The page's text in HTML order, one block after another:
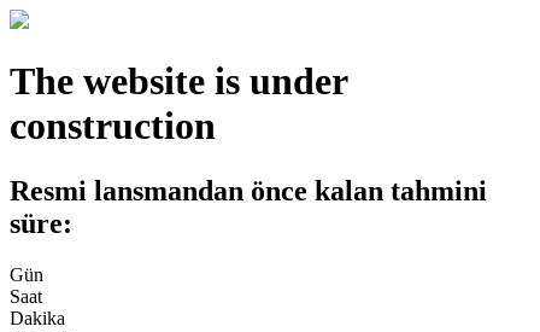
The website is under
construction
Resmi lansmandan önce kalan tahmini
süre:
Gün
Saat
Dakika